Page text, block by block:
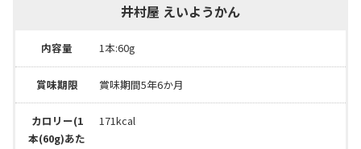
井村屋 えいようかん
内容量 1本:60g
賞味期限 賞味期間5年6か月
カロリー(1
本(60g)あた
171kcal